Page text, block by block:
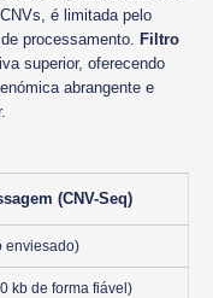
é limitada pelo
processamento. Filtro
superior, oferecendo
abrangente e
(CNV-Seq)
enviesado)
kb de forma fiável)